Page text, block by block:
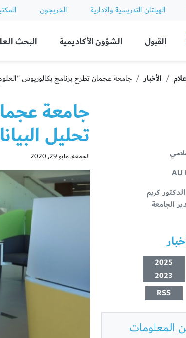
الهيئتان التدريسية والإدارية الخريجون
Ajman University
القبول الشؤون الأكاديمية البحث
الأخبار جامعة عجمان تطرح برنامج بكالوريوس
AU
كريم
الجامعة
2025
2023
RSS
المعلومات
جامعة
تحليل
الجمعة, مايو 29, 2020